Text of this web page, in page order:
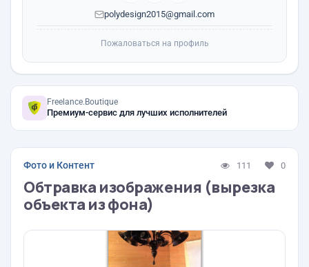
polydesign2015@gmail.com
Пожаловаться на профиль
Freelance.Boutique
Премиум-сервис для лучших исполнителей
Фото и Контент 111 0
Обтравка изображения (вырезка
объекта из фона)